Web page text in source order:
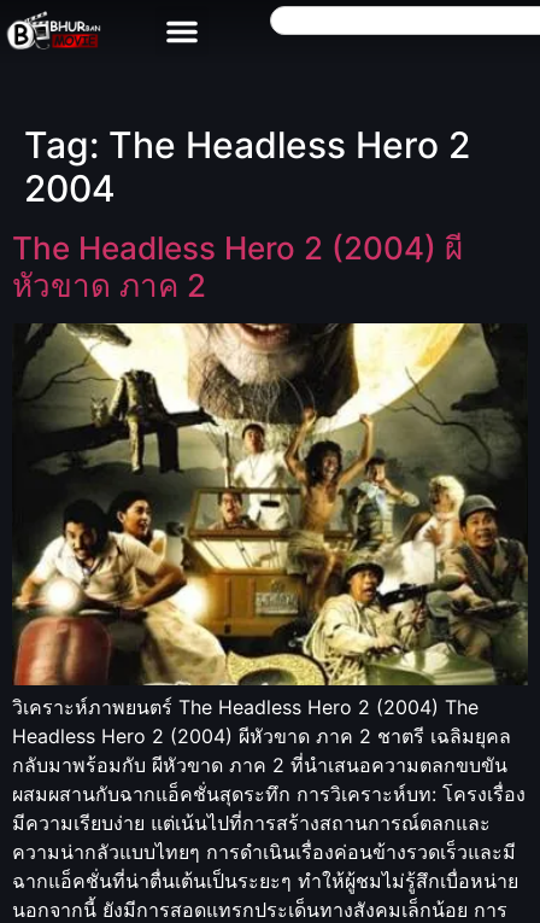
Tag: The Headless Hero 2
2004
The Headless Hero 2 (2004) ผี
หัวขาด ภาค 2
วิเคราะห์ภาพยนตร์ The Headless Hero 2 (2004) The
Headless Hero 2 (2004) ผีหัวขาด ภาค 2 ชาตรี เฉลิมยุคล
กลับมาพร้อมกับ ผีหัวขาด ภาค 2 ที่นำเสนอความตลกขบขัน
ผสมผสานกับฉากแอ็คชั่นสุดระทึก การวิเคราะห์บท: โครงเรื่อง
มีความเรียบง่าย แต่เน้นไปที่การสร้างสถานการณ์ตลกและ
ความน่ากลัวแบบไทยๆ การดำเนินเรื่องค่อนข้างรวดเร็วและมี
ฉากแอ็คชั่นที่น่าตื่นเต้นเป็นระยะๆ ทำให้ผู้ชมไม่รู้สึกเบื่อหน่าย
นอกจากนี้ ยังมีการสอดแทรกประเด็นทางสังคมเล็กน้อย การ